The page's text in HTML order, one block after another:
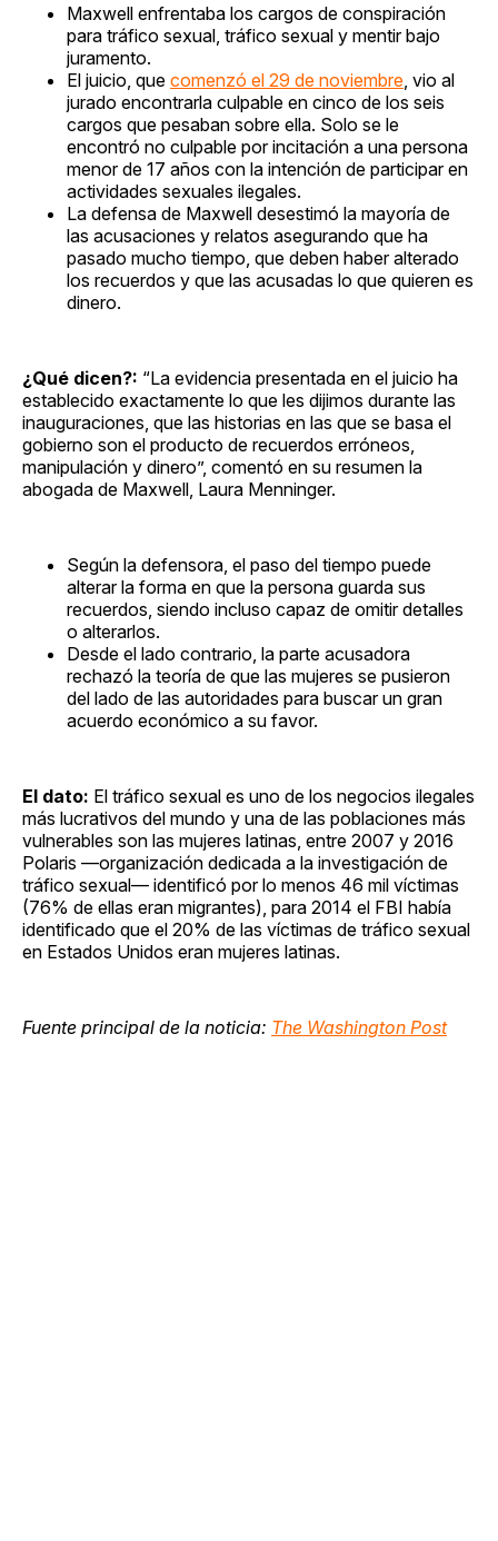
Maxwell enfrentaba los cargos de conspiración
para tráfico sexual, tráfico sexual y mentir bajo
juramento.
El juicio, que comenzó el 29 de noviembre , vio al
jurado encontrarla culpable en cinco de los seis
cargos que pesaban sobre ella. Solo se le
encontró no culpable por incitación a una persona
menor de 17 años con la intención de participar en
actividades sexuales ilegales.
La defensa de Maxwell desestimó la mayoría de
las acusaciones y relatos asegurando que ha
pasado mucho tiempo, que deben haber alterado
los recuerdos y que las acusadas lo que quieren es
dinero.
¿Qué dicen?: “La evidencia presentada en el juicio ha
establecido exactamente lo que les dijimos durante las
inauguraciones, que las historias en las que se basa el
gobierno son el producto de recuerdos erróneos,
manipulación y dinero”, comentó en su resumen la
abogada de Maxwell, Laura Menninger.
Según la defensora, el paso del tiempo puede
alterar la forma en que la persona guarda sus
recuerdos, siendo incluso capaz de omitir detalles
o alterarlos.
Desde el lado contrario, la parte acusadora
rechazó la teoría de que las mujeres se pusieron
del lado de las autoridades para buscar un gran
acuerdo económico a su favor.
El dato: El tráfico sexual es uno de los negocios ilegales
más lucrativos del mundo y una de las poblaciones más
vulnerables son las mujeres latinas, entre 2007 y 2016
Polaris —organización dedicada a la investigación de
tráfico sexual— identificó por lo menos 46 mil víctimas
(76% de ellas eran migrantes), para 2014 el FBI había
identificado que el 20% de las víctimas de tráfico sexual
en Estados Unidos eran mujeres latinas.
Fuente principal de la noticia: The Washington Post